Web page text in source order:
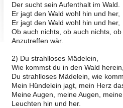
Der sucht sein Aufenthalt im Wald.
Er jagt den Wald wohl hin und her,
Er jagt den Wald wohl hin und her,
Ob auch nichts, ob auch nichts, ob
Anzutreffen wär.
2) Du strahlloses Mädelein,
Wie kommst du in den Wald herein,
Du strahlloses Mädelein, wie
Mein Hündelein jagt, mein Herz
Meine Augen, meine Augen,
Leuchten hin und her.